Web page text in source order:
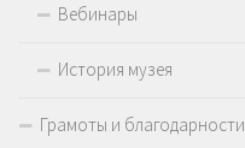
Вебинары
История музея
Грамоты и благодарности